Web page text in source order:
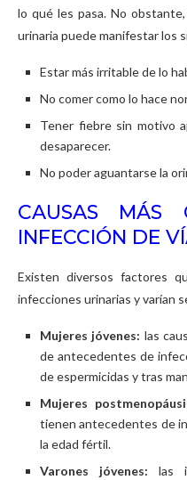
lo qué les pasa. No
urinaria puede manifestar los
Estar más irritable de lo
No comer como lo hace
Tener fiebre sin motivo
desaparecer.
No poder aguantarse la
CAUSAS MÁS
INFECCIÓN DE
Existen diversos factores
infecciones urinarias y varían
Mujeres jóvenes: las
de antecedentes de
de espermicidas y tras
Mujeres
tienen antecedentes de
la edad fértil.
Varones jóvenes: las